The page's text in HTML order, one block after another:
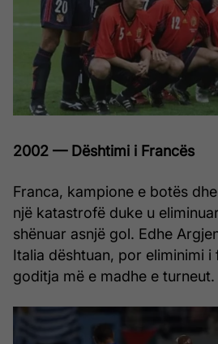
2002 — Dështimi i Francës
Franca, kampione e botës
një katastrofë duke u
shënuar asnjë gol. Edhe
Italia dështuan, por eliminimi
goditja më e madhe e turneut.